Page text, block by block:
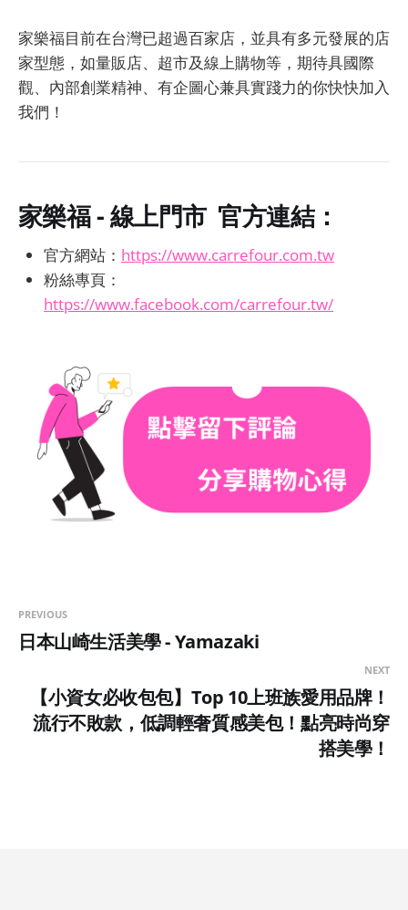
家樂福目前在台灣已超過百家店，並具有多元發展的店
家型態，如量販店、超市及線上購物等，期待具國際
觀、內部創業精神、有企圖心兼具實踐力的你快快加入
我們！
家樂福 - 線上門市官方連結：
官方網站： https://www.carrefour.com.tw
粉絲專頁：
https://www.facebook.com/carrefour.tw/
PREVIOUS
日本山崎生活美學 - Yamazaki
NEXT
【小資女必收包包】Top 10上班族愛用品牌！
流行不敗款，低調輕奢質感美包！點亮時尚穿
搭美學！